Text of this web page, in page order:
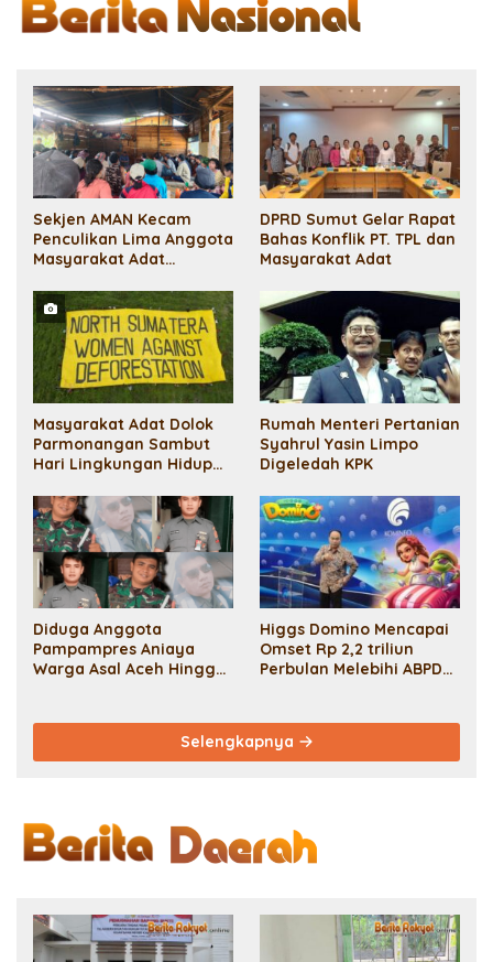
Sekjen AMAN Kecam
Penculikan Lima Anggota
Masyarakat Adat
HAM!
DPRD Sumut Gelar Rapat
Bahas Konflik PT. TPL dan
Masyarakat Adat
Masyarakat Adat Dolok
Parmonangan Sambut
Hari Lingkungan Hidup
Aksi Bentang Spanduk
Raksasa Dan Penanaman
Pohon: Solidaritas Untuk
Lingkungan Yang Lestari
Dan Perjuangan
Masyarakat Adat.
Rumah Menteri Pertanian
Syahrul Yasin Limpo
Digeledah KPK
Diduga Anggota
Pampampres Aniaya
Warga Asal Aceh Hingga
Higgs Domino Mencapai
Omset Rp 2,2 triliun
Perbulan Melebihi ABPD
Selengkapnya